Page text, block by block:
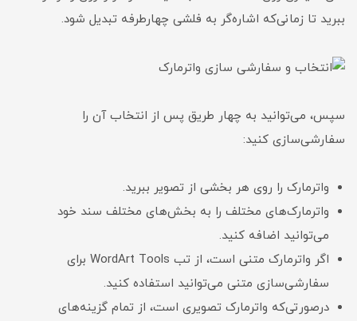
ببرید تا زمانی‌که اشاره‌گر به فلشی چهارطرفه تبدیل شود.
سپس، می‌توانید به چهار طریق پس از انتخاب آن را
سفارشی‌سازی کنید:
واتر‌مارک را روی هر بخشی از تصویر ببرید.
واترمارک‌های مختلف را به بخش‌های مختلف سند خود
می‌توانید اضافه کنید.
اگر واترمارک متنی است، از تب WordArt Tools برای
سفارشی‌سازی متنی می‌توانید استفاده کنید.
در‌صورتی‌که واترمارک تصویری است، از تمام گزینه‌های